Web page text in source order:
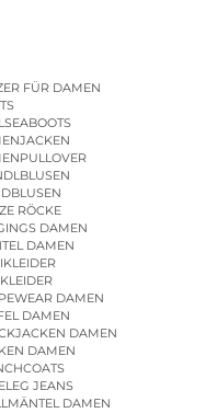
FÜR DAMEN
RÖCKE
DAMEN
DAMEN
DAMEN
DAMEN
DAMEN
DAMEN
JEANS
DAMEN